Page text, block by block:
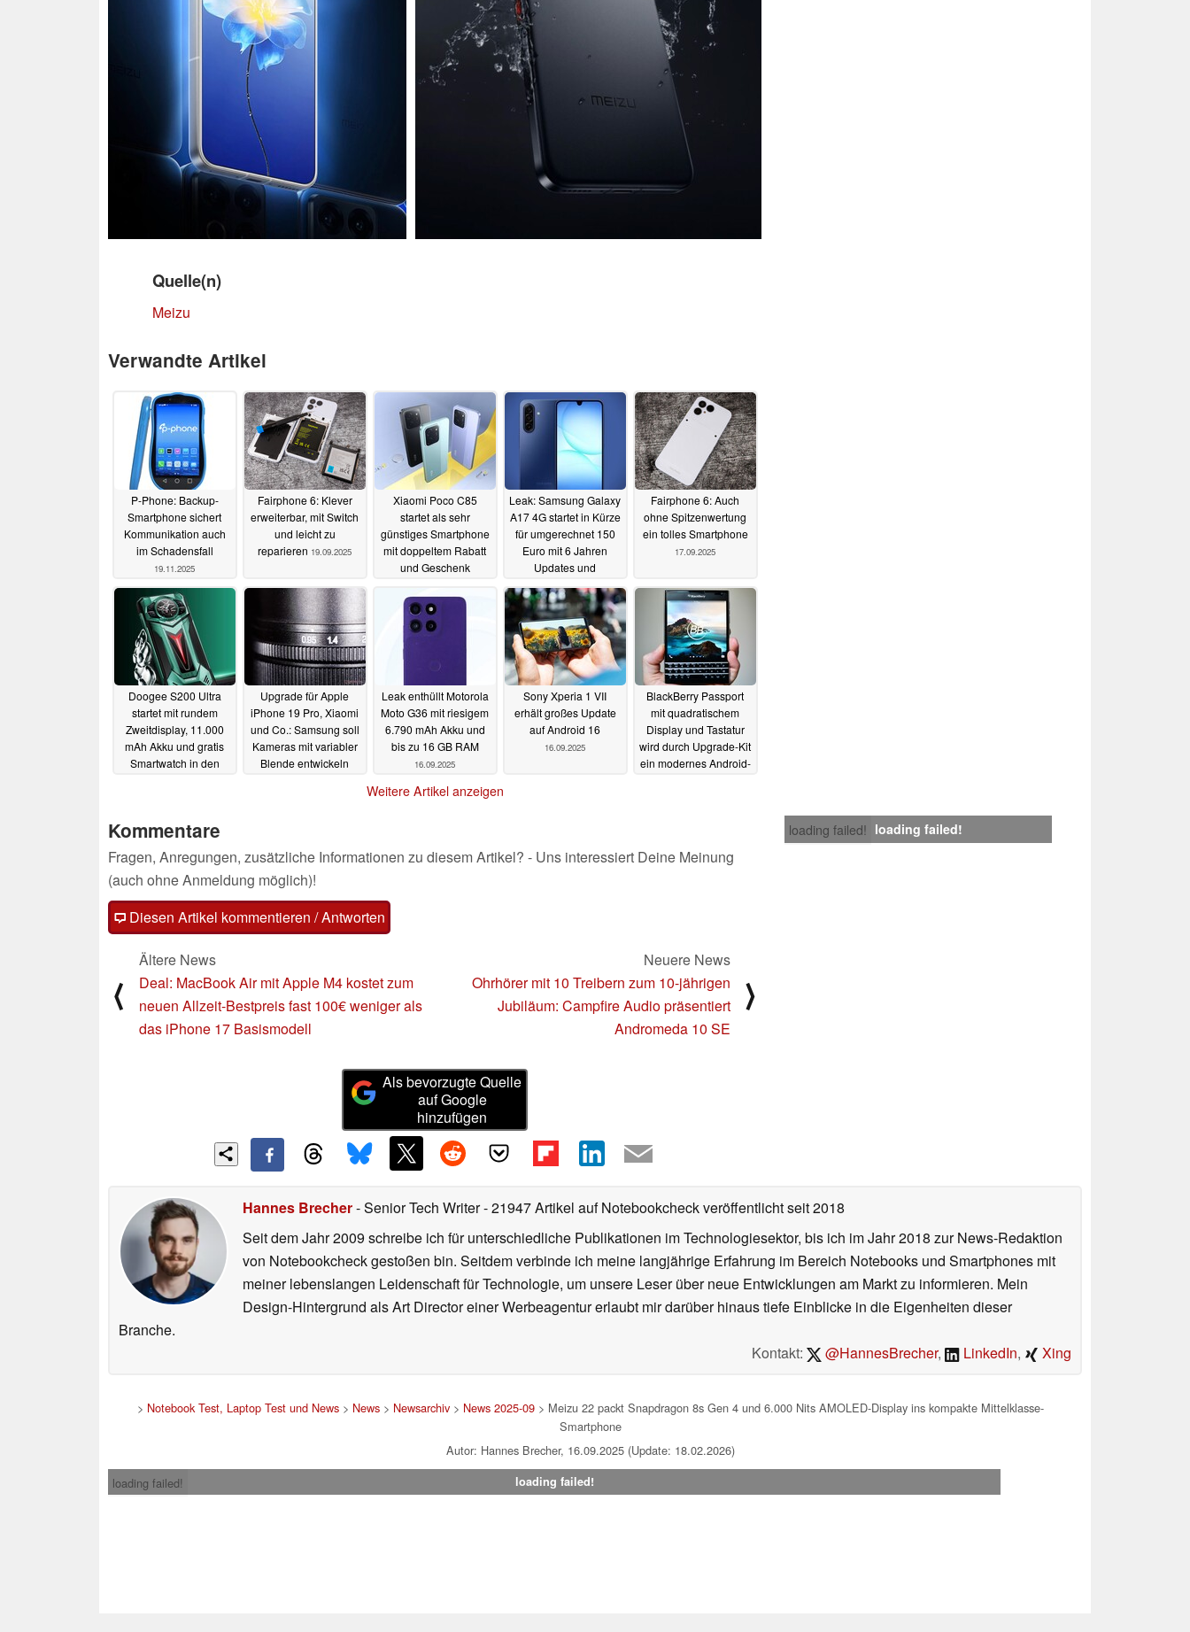
Quelle(n)
Meizu
Verwandte Artikel
P-Phone: Backup-
Smartphone sichert
Kommunikation auch
im Schadensfall
19.11.2025
Fairphone 6: Klever
erweiterbar, mit Switch
und leicht zu
reparieren 19.09.2025
Xiaomi Poco C85
startet als sehr
günstiges Smartphone
mit doppeltem Rabatt
und Geschenk
Leak: Samsung Galaxy
A17 4G startet in Kürze
für umgerechnet 150
Euro mit 6 Jahren
Updates und
17.09.2025
Fairphone 6: Auch
ohne Spitzenwertung
ein tolles Smartphone
17.09.2025
Doogee S200 Ultra
startet mit rundem
Zweitdisplay, 11.000
mAh Akku und gratis
Smartwatch in den
Upgrade für Apple
iPhone 19 Pro, Xiaomi
und Co.: Samsung soll
Kameras mit variabler
Blende entwickeln
Leak enthüllt Motorola
Moto G36 mit riesigem
6.790 mAh Akku und
bis zu 16 GB RAM
16.09.2025
Sony Xperia 1 VII
erhält großes Update
auf Android 16
16.09.2025
BlackBerry Passport
mit quadratischem
Display und Tastatur
wird durch Upgrade-Kit
ein modernes Android-
Weitere Artikel anzeigen
loading failed! loading failed!
Kommentare
Fragen, Anregungen, zusätzliche Informationen zu diesem Artikel? - Uns interessiert Deine Meinung
(auch ohne Anmeldung möglich)!
Diesen Artikel kommentieren / Antworten
⟨
Ältere News
Deal: MacBook Air mit Apple M4 kostet zum
neuen Allzeit-Bestpreis fast 100€ weniger als
das iPhone 17 Basismodell
Neuere News
Ohrhörer mit 10 Treibern zum 10-jährigen
Jubiläum: Campfire Audio präsentiert
Andromeda 10 SE
⟩
Als bevorzugte Quelle
auf Google
hinzufügen
Hannes Brecher- Senior Tech Writer- 21947 Artikel auf Notebookcheck veröffentlichtseit 2018
Seit dem Jahr 2009 schreibe ich für unterschiedliche Publikationen im Technologiesektor, bis ich im Jahr 2018 zur News-Redaktion
von Notebookcheck gestoßen bin. Seitdem verbinde ich meine langjährige Erfahrung im Bereich Notebooks und Smartphones mit
meiner lebenslangen Leidenschaft für Technologie, um unsere Leser über neue Entwicklungen am Markt zu informieren. Mein
Design-Hintergrund als Art Director einer Werbeagentur erlaubt mir darüber hinaus tiefe Einblicke in die Eigenheiten dieser
Branche.
Kontakt:
@HannesBrecher, LinkedIn, Xing
> Notebook Test, Laptop Test und News > News > Newsarchiv > News 2025-09 > Meizu 22 packt Snapdragon 8s Gen 4 und 6.000 Nits AMOLED-Display ins kompakte Mittelklasse-
Smartphone
Autor: Hannes Brecher, 16.09.2025 (Update: 18.02.2026)
loading failed!
loading failed!